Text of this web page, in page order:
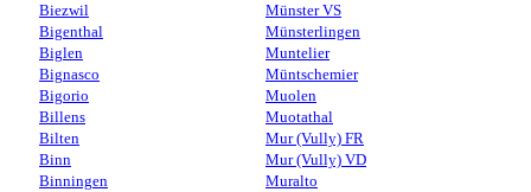
Biezwil
Bigenthal
Biglen
Bignasco
Bigorio
Billens
Bilten
Binn
Binningen
Münster VS
Münsterlingen
Muntelier
Müntschemier
Muolen
Muotathal
Mur (Vully) FR
Mur (Vully) VD
Muralto